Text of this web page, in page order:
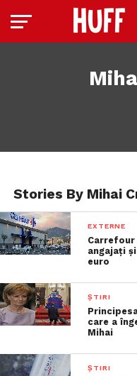
Stories By Mihai
EXTERNE
angajați
euro
ȘTIRI
care a
Mihai
ȘTIRI